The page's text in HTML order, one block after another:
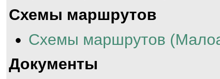
Схемы маршрутов
Схемы маршрутов
Документы